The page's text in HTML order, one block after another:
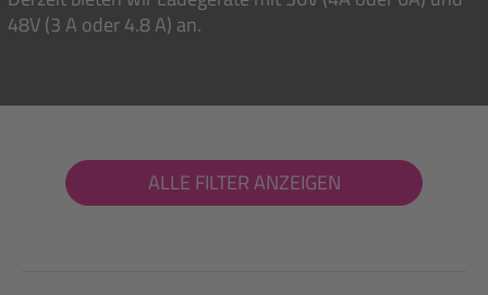
48V (3 A oder 4.8 A) an.
ALLE FILTER ANZEIGEN